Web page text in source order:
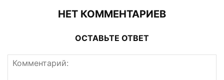
НЕТ КОММЕНТАРИЕВ
ОСТАВЬТЕ ОТВЕТ